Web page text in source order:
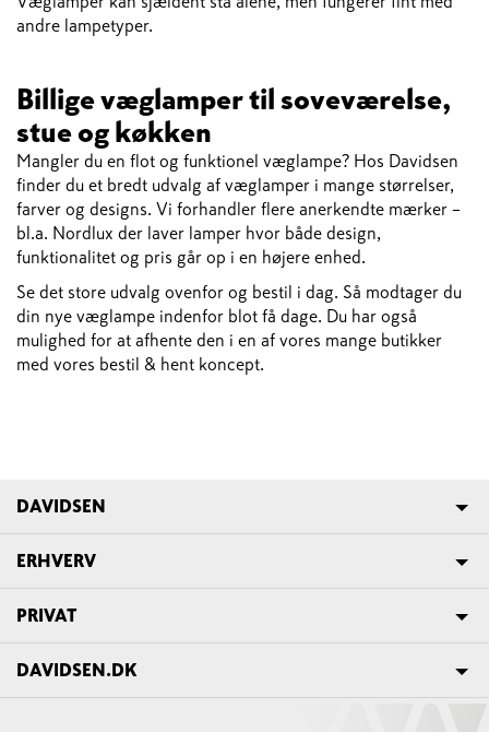
andre lampetyper.
Billige væglamper til soveværelse,
stue og køkken
Mangler du en flot og funktionel væglampe? Hos Davidsen
finder du et bredt udvalg af væglamper i mange størrelser,
farver og designs. Vi forhandler flere anerkendte mærker –
bl.a. Nordlux der laver lamper hvor både design,
funktionalitet og pris går op i en højere enhed.
Se det store udvalg ovenfor og bestil i dag. Så modtager du
din nye væglampe indenfor blot få dage. Du har også
mulighed for at afhente den i en af vores mange butikker
med vores bestil & hent koncept.
DAVIDSEN
ERHVERV
PRIVAT
DAVIDSEN.DK